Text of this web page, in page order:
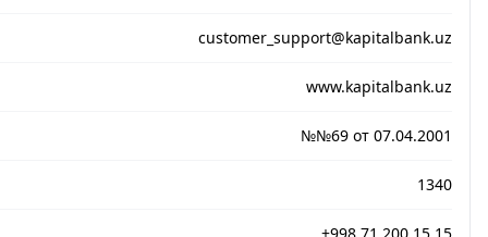
customer_support@kapitalbank.uz
www.kapitalbank.uz
№№69 от 07.04.2001
1340